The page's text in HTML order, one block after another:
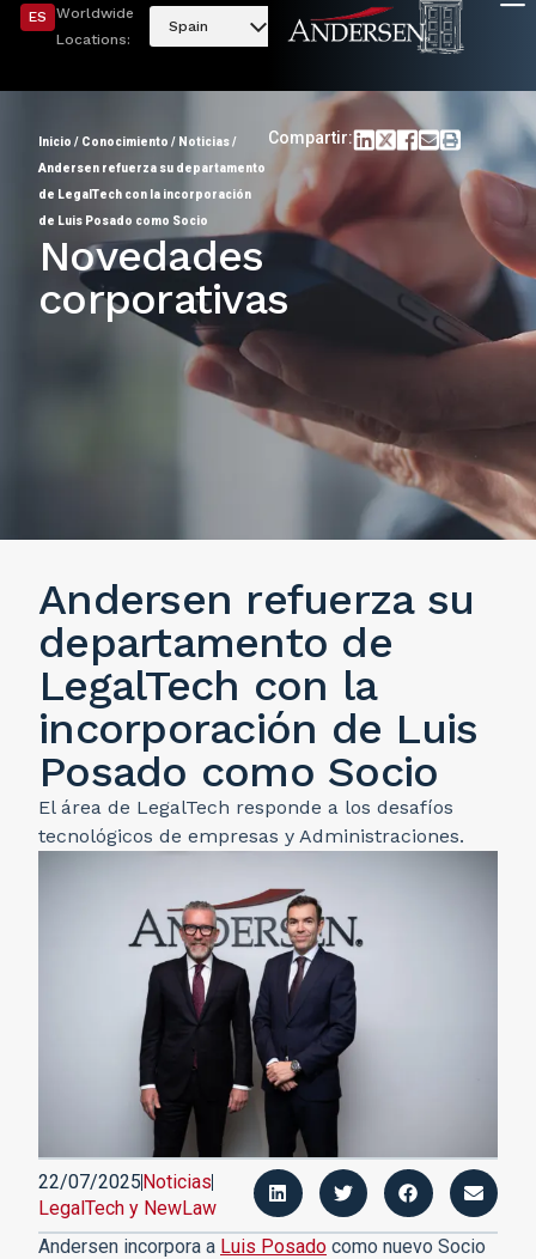
ES
Worldwide
Locations:
Spain
Inicio / Conocimiento / Noticias/
Andersen refuerza su departamento
de LegalTech con la incorporación
de Luis Posado como Socio
Compartir:
Novedades
corporativas
Andersen refuerza su
departamento de
LegalTech con la
incorporación de Luis
Posado como Socio
El área de LegalTech responde a los desafíos
tecnológicos de empresas y Administraciones.
22/07/2025Noticias
LegalTech y NewLaw
Andersen incorpora a Luis Posado como nuevo Socio